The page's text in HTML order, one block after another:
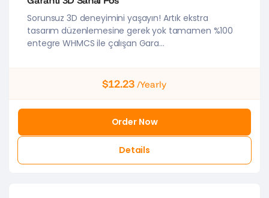
Sorunsuz 3D deneyimini yaşayın! Artık ekstra
tasarım düzenlemesine gerek yok tamamen %100
entegre WHMCS ile çalışan Gara...
$12.23 /Yearly
Order Now
Details